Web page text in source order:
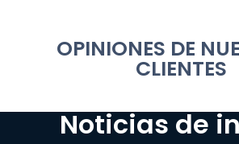
OPINIONES DE
CLIENTES
Noticias de